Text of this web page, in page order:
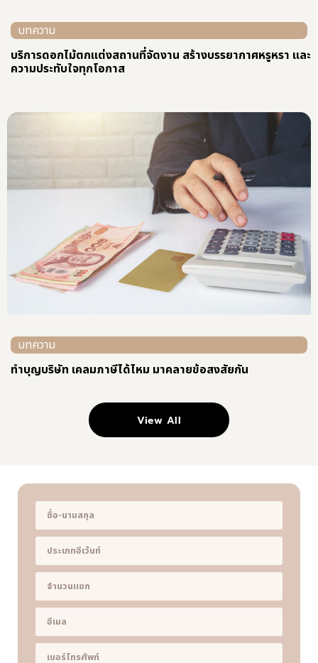
บทความ
บริการดอกไม้ตกแต่งสถานที่จัดงาน สร้างบรรยากาศหรูหรา และ
ความประทับใจทุกโอกาส
บทความ
ทําบุญบริษัท เคลมภาษีได้ไหม มาคลายข้อสงสัยกัน
View All